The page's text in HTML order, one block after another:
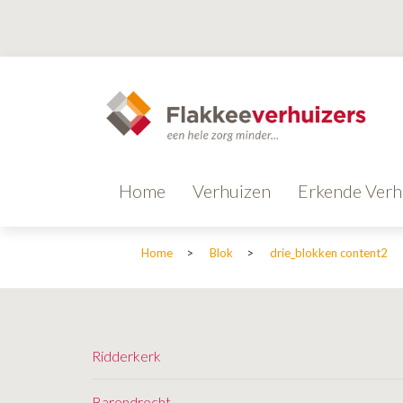
Home Verhuizen Erkende
Home > Blok > drie_blokken content2
Ridderkerk